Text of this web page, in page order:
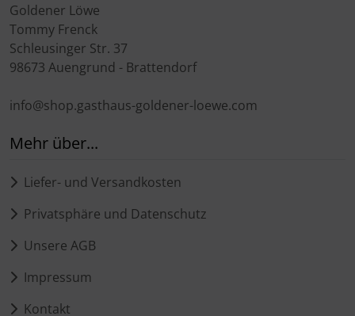
Goldener Löwe
Tommy Frenck
Schleusinger Str. 37
98673 Auengrund - Brattendorf
info@shop.gasthaus-goldener-loewe.com
Mehr über...
Liefer- und Versandkosten
Privatsphäre und Datenschutz
Unsere AGB
Impressum
Kontakt